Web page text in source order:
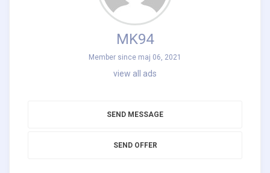
MK94
Member since maj 06, 2021
view all ads
SEND MESSAGE
SEND OFFER